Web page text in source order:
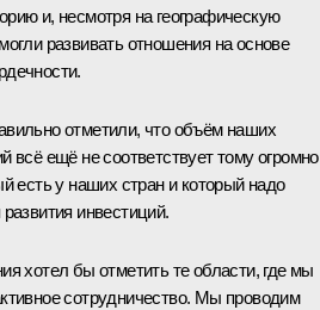
и, несмотря на географическую
развивать отношения на основе
отметили, что объём наших
всё ещё не соответствует тому
есть у наших стран и который надо
инвестиций.
хотел бы отметить те области, где мы
сотрудничество. Мы проводим